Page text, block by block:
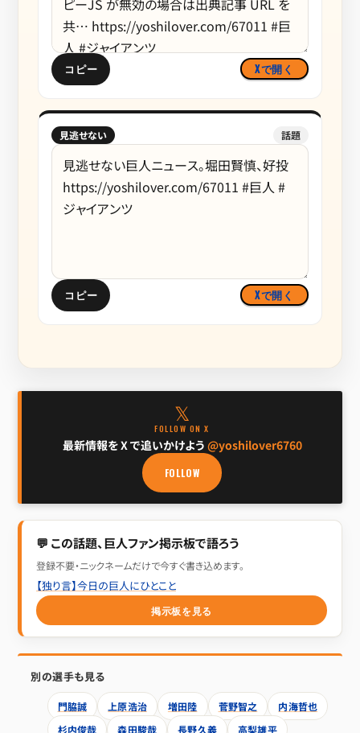
コピー Xで開く
見逃せない 話題
コピー Xで開く
𝕏
FOLLOW ON X
最新情報を X で追いかけよう @yoshilover6760
FOLLOW
💬 この話題、巨人ファン掲示板で語ろう
登録不要・ニックネームだけで今すぐ書き込めます。
【独り言】今日の巨人にひとこと
掲示板を見る
別の選手も見る
門脇誠 上原浩治 増田陸 菅野智之
内海哲也
杉内俊哉
森田駿哉 長野久義
高梨雄平